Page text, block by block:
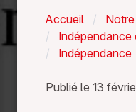
Accueil
Indépendance
Indépendance
L
Publié le 13